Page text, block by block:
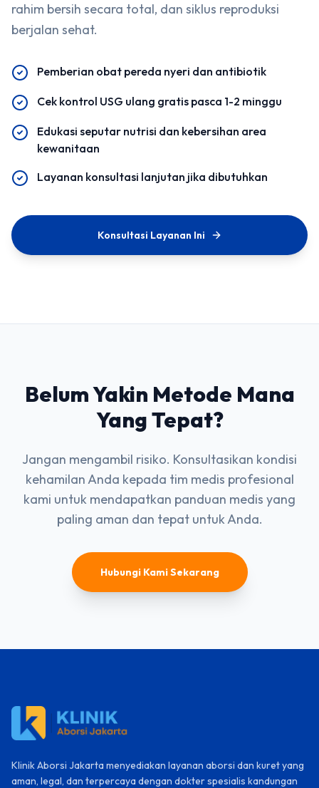
rahim bersih secara total, dan siklus reproduksi
berjalan sehat.
Pemberian obat pereda nyeri dan antibiotik
Cek kontrol USG ulang gratis pasca 1-2 minggu
Edukasi seputar nutrisi dan kebersihan area
kewanitaan
Layanan konsultasi lanjutan jika dibutuhkan
Konsultasi Layanan Ini
Belum Yakin Metode Mana
Yang Tepat?
Jangan mengambil risiko. Konsultasikan kondisi
kehamilan Anda kepada tim medis profesional
kami untuk mendapatkan panduan medis yang
paling aman dan tepat untuk Anda.
Hubungi Kami Sekarang
Klinik Aborsi Jakarta menyediakan layanan aborsi dan kuret yang
aman, legal, dan terpercaya dengan dokter spesialis kandungan